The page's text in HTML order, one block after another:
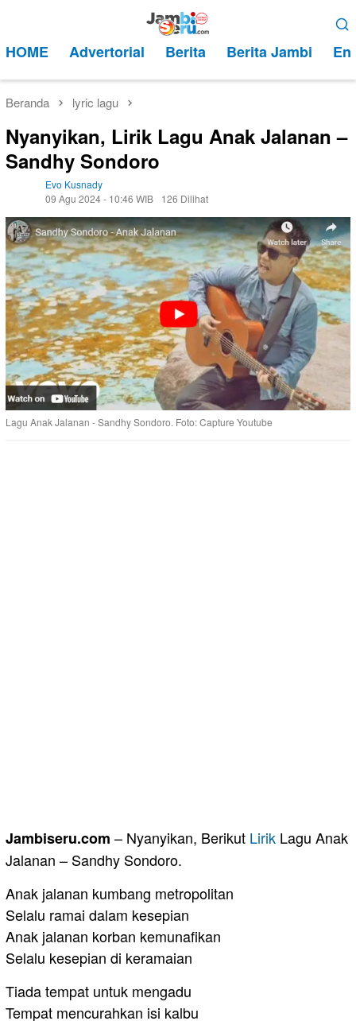
kontenMobile
HOME Advertorial Berita Berita Jambi
Beranda lyric lagu
Nyanyikan, Lirik Lagu Anak Jalanan –
Sandhy Sondoro
Evo Kusnady
09 Agu 2024 - 10:46 WIB
126 Dilihat
Lagu Anak Jalanan - Sandhy Sondoro. Foto: Capture Youtube
Jambiseru.com – Nyanyikan, Berikut Lirik Lagu Anak
Jalanan – Sandhy Sondoro.
Anak jalanan kumbang metropolitan
Selalu ramai dalam kesepian
Anak jalanan korban kemunafikan
Selalu kesepian di keramaian
Tiada tempat untuk mengadu
Tempat mencurahkan isi kalbu